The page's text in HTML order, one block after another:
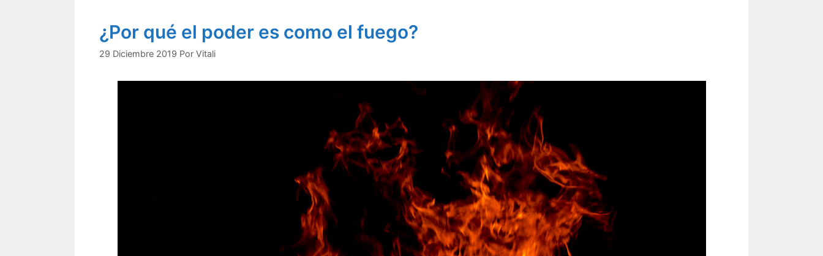
¿Por qué el poder es como el fuego?
29 Diciembre 2019 Por Vitali